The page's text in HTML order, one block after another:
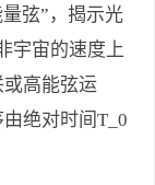
弦”，揭示光
宇宙的速度上
高能弦运
绝对时间T_0